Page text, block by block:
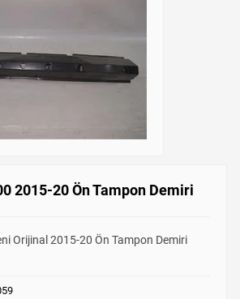
2015-20 Ön Tampon Demiri
Orijinal 2015-20 Ön Tampon Demiri